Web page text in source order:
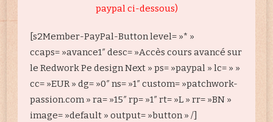
paypal ci-dessous)
[s2Member-PayPal-Button level= »* »
ccaps= »avance1″ desc= »Accès cours avancé sur
le Redwork Pe design Next » ps= »paypal » lc= » »
cc= »EUR » dg= »0″ ns= »1″ custom= »patchwork-
passion.com » ra= »15″ rp= »1″ rt= »L » rr= »BN »
image= »default » output= »button » /]